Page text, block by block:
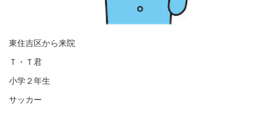
東住吉区から来院
Ｔ・Ｔ君
小学２年生
サッカー